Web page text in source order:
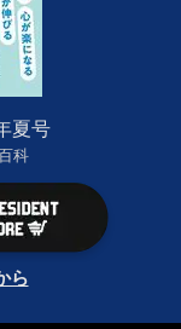
夏号
科
ら